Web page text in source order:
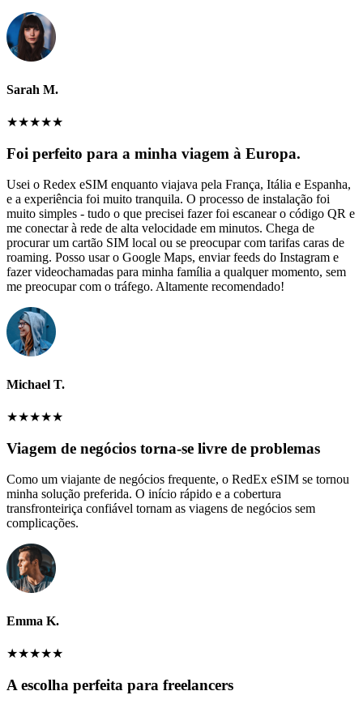
Sarah M.
★★★★★
Foi perfeito para a minha viagem à Europa.
Usei o Redex eSIM enquanto viajava pela França, Itália e Espanha,
e a experiência foi muito tranquila. O processo de instalação foi
muito simples - tudo o que precisei fazer foi escanear o código QR e
me conectar à rede de alta velocidade em minutos. Chega de
procurar um cartão SIM local ou se preocupar com tarifas caras de
roaming. Posso usar o Google Maps, enviar feeds do Instagram e
fazer videochamadas para minha família a qualquer momento, sem
me preocupar com o tráfego. Altamente recomendado!
Michael T.
★★★★★
Viagem de negócios torna-se livre de problemas
Como um viajante de negócios frequente, o RedEx eSIM se tornou
minha solução preferida. O início rápido e a cobertura
transfronteiriça confiável tornam as viagens de negócios sem
complicações.
Emma K.
★★★★★
A escolha perfeita para freelancers